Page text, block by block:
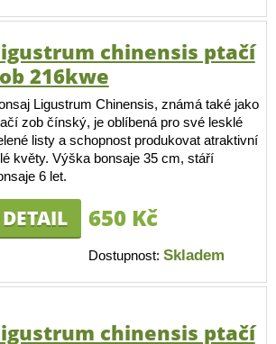
chinensis ptačí
216kwe
Ligustrum Chinensis, známá také jako
zob čínský, je oblíbená pro své lesklé
listy a schopnost produkovat atraktivní
květy. Výška bonsaje 35 cm, stáří
6 let.
DETAIL 650 Kč
Dostupnost: Skladem
chinensis ptačí